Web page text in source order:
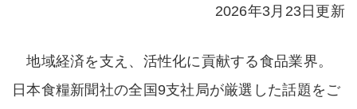
2026年3月23日更新
地域経済を支え、活性化に貢献する食品業界。
日本食糧新聞社の全国9支社局が厳選した話題をご